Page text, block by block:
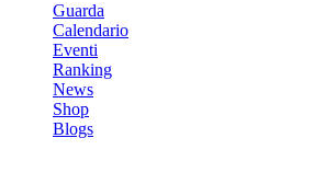
Guarda
Calendario
Eventi
Ranking
News
Shop
Blogs